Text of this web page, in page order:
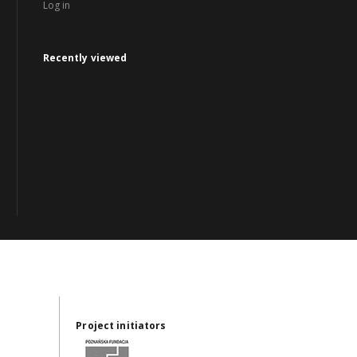
Log in
Recently viewed
Project initiators